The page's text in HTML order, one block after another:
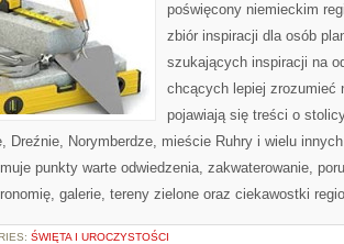
poświęcony niemieckim
zbiór inspiracji dla osób
szukających inspiracji na
chcących lepiej zrozumieć
pojawiają się treści o
Dreźnie, Norymberdze, mieście Ruhry i wielu
punkty warte odwiedzenia, zakwaterowanie,
galerie, tereny zielone oraz ciekawostki
ŚWIĘTA I UROCZYSTOŚCI